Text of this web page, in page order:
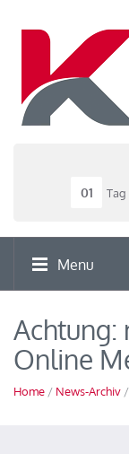
01
Tag
Menu
Achtung:
Online
Home / News-Archiv